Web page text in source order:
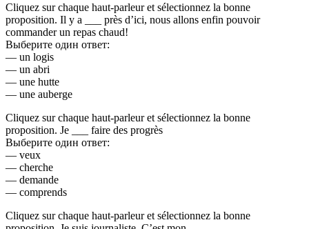
Cliquez sur chaque haut-parleur et sélectionnez la bonne
proposition. Il y a ___ près d’ici, nous allons enfin pouvoir
commander un repas chaud!
Выберите один ответ:
— un logis
— un abri
— une hutte
— une auberge
Cliquez sur chaque haut-parleur et sélectionnez la bonne
proposition. Je ___ faire des progrès
Выберите один ответ:
— veux
— cherche
— demande
— comprends
Cliquez sur chaque haut-parleur et sélectionnez la bonne